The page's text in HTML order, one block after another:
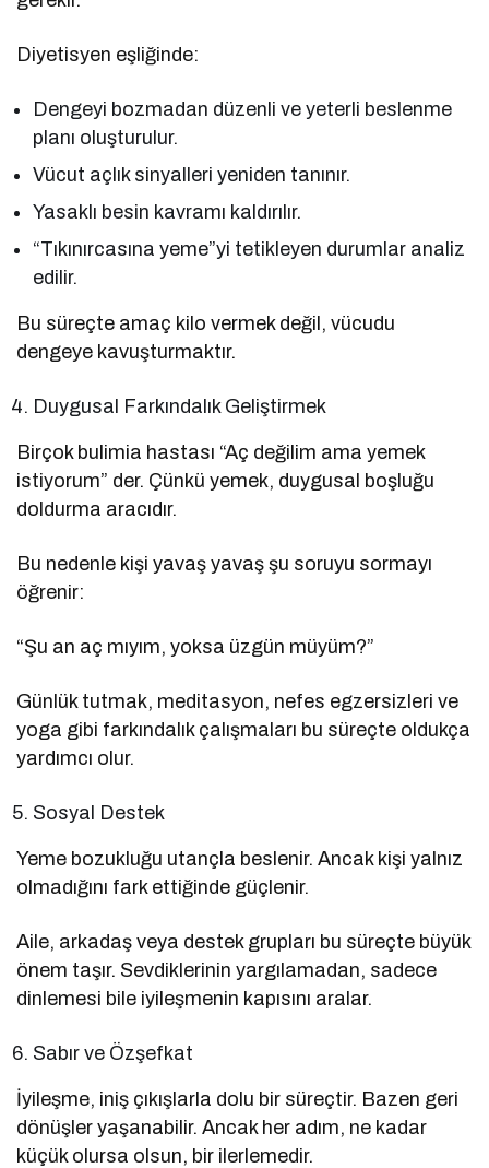
Diyetisyen eşliğinde:
Dengeyi bozmadan düzenli ve yeterli beslenme
planı oluşturulur.
Vücut açlık sinyalleri yeniden tanınır.
Yasaklı besin kavramı kaldırılır.
“Tıkınırcasına yeme”yi tetikleyen durumlar analiz
edilir.
Bu süreçte amaç kilo vermek değil, vücudu
dengeye kavuşturmaktır.
Duygusal Farkındalık Geliştirmek
Birçok bulimia hastası “Aç değilim ama yemek
istiyorum” der. Çünkü yemek, duygusal boşluğu
doldurma aracıdır.
Bu nedenle kişi yavaş yavaş şu soruyu sormayı
öğrenir:
“Şu an aç mıyım, yoksa üzgün müyüm?”
Günlük tutmak, meditasyon, nefes egzersizleri ve
yoga gibi farkındalık çalışmaları bu süreçte oldukça
yardımcı olur.
Sosyal Destek
Yeme bozukluğu utançla beslenir. Ancak kişi yalnız
olmadığını fark ettiğinde güçlenir.
Aile, arkadaş veya destek grupları bu süreçte büyük
önem taşır. Sevdiklerinin yargılamadan, sadece
dinlemesi bile iyileşmenin kapısını aralar.
Sabır ve Özşefkat
İyileşme, iniş çıkışlarla dolu bir süreçtir. Bazen geri
dönüşler yaşanabilir. Ancak her adım, ne kadar
küçük olursa olsun, bir ilerlemedir.